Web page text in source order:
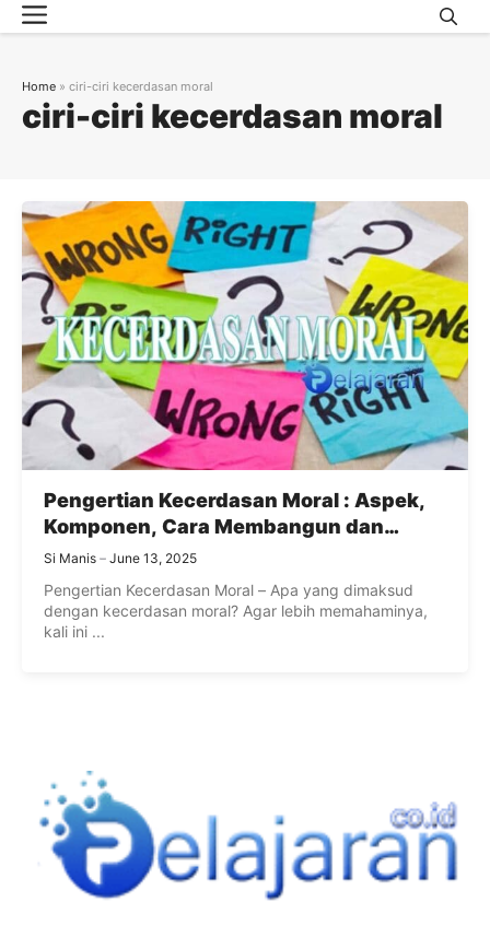
Skip
to
Menu
ciri-ciri kecerdasan moral
Home » ciri-ciri kecerdasan moral
Pengertian Kecerdasan Moral : Aspek,
Komponen, Cara Membangun dan
Mengembangkan Kecerdasan Moral
Si Manis June 13, 2025
Pengertian Kecerdasan Moral – Apa yang dimaksud
dengan kecerdasan moral? Agar lebih memahaminya,
kali ini ...